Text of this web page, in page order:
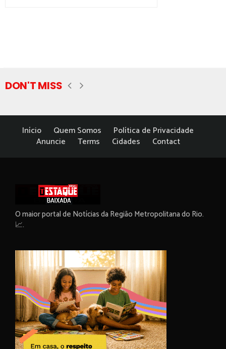
DON'T MISS
Início Quem Somos
Política de Privacidade
Anuncie
Terms Cidades Contact
O maior portal de Notícias da Região Metropolitana do Rio.
📈.